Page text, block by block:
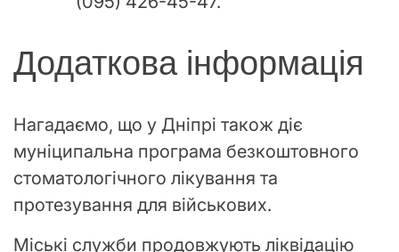
Додаткова інформація
Нагадаємо, що у Дніпрі також діє
муніципальна програма безкоштовного
стоматологічного лікування та
протезування для військових.
Міські служби продовжують ліквідацію